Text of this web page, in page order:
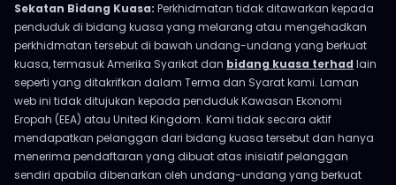
Sekatan Bidang Kuasa: Perkhidmatan tidak ditawarkan kepada
penduduk di bidang kuasa yang melarang atau mengehadkan
perkhidmatan tersebut di bawah undang-undang yang berkuat
kuasa, termasuk Amerika Syarikat dan bidang kuasa terhad lain
seperti yang ditakrifkan dalam Terma dan Syarat kami. Laman
web ini tidak ditujukan kepada penduduk Kawasan Ekonomi
Eropah (EEA) atau United Kingdom. Kami tidak secara aktif
mendapatkan pelanggan dari bidang kuasa tersebut dan hanya
menerima pendaftaran yang dibuat atas inisiatif pelanggan
sendiri apabila dibenarkan oleh undang-undang yang berkuat